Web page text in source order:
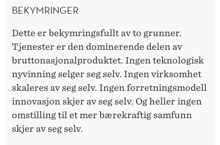
BEKYMRINGER
Dette er bekymringsfullt av to grunner.
Tjenester er den dominerende delen av
bruttonasjonalproduktet. Ingen teknologisk
nyvinning selger seg selv. Ingen virksomhet
skaleres av seg selv. Ingen forretningsmodell
innovasjon skjer av seg selv. Og heller ingen
omstilling til et mer bærekraftig samfunn
skjer av seg selv.